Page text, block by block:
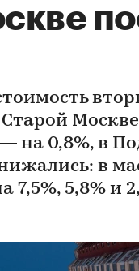
на 0,8%, в
в
7,5%, 5,8% и